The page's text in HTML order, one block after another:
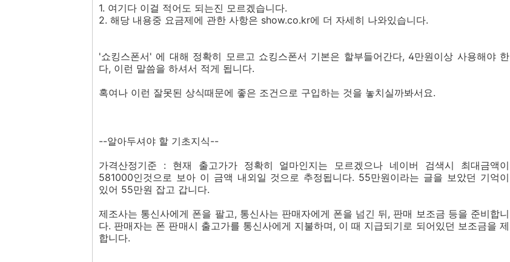
1. 여기다 이걸 적어도 되는진 모르겠습니다.
2. 해당 내용중 요금제에 관한 사항은 show.co.kr에 더 자세히 나와있습니다.
'쇼킹스폰서' 에 대해 정확히 모르고 쇼킹스폰서 기본은 할부들어간다, 4만원이상 사용해야 한
다, 이런 말씀을 하셔서 적게 됩니다.
혹여나 이런 잘못된 상식때문에 좋은 조건으로 구입하는 것을 놓치실까봐서요.
--알아두셔야 할 기초지식--
가격산정기준 : 현재 출고가가 정확히 얼마인지는 모르겠으나 네이버 검색시 최대금액이
581000인것으로 보아 이 금액 내외일 것으로 추정됩니다. 55만원이라는 글을 보았던 기억이
있어 55만원 잡고 갑니다.
제조사는 통신사에게 폰을 팔고, 통신사는 판매자에게 폰을 넘긴 뒤, 판매 보조금 등을 준비합니
다. 판매자는 폰 판매시 출고가를 통신사에게 지불하며, 이 때 지급되기로 되어있던 보조금을 제
합니다.